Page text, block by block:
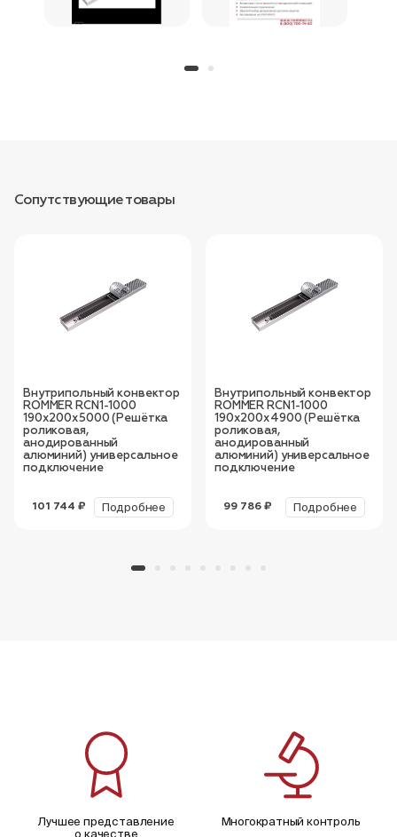
Сопутствующие товары
Внутрипольный конвектор
ROMMER RCN1-1000
190х200х5000 (Решётка
роликовая,
анодированный
алюминий) универсальное
подключение
101 744 ₽ Подробнее
Внутрипольный конвектор
ROMMER RCN1-1000
190х200х4900 (Решётка
роликовая,
анодированный
алюминий) универсальное
подключение
99 786 ₽ Подробнее
Лучшее представление
о качестве
Многократный контроль